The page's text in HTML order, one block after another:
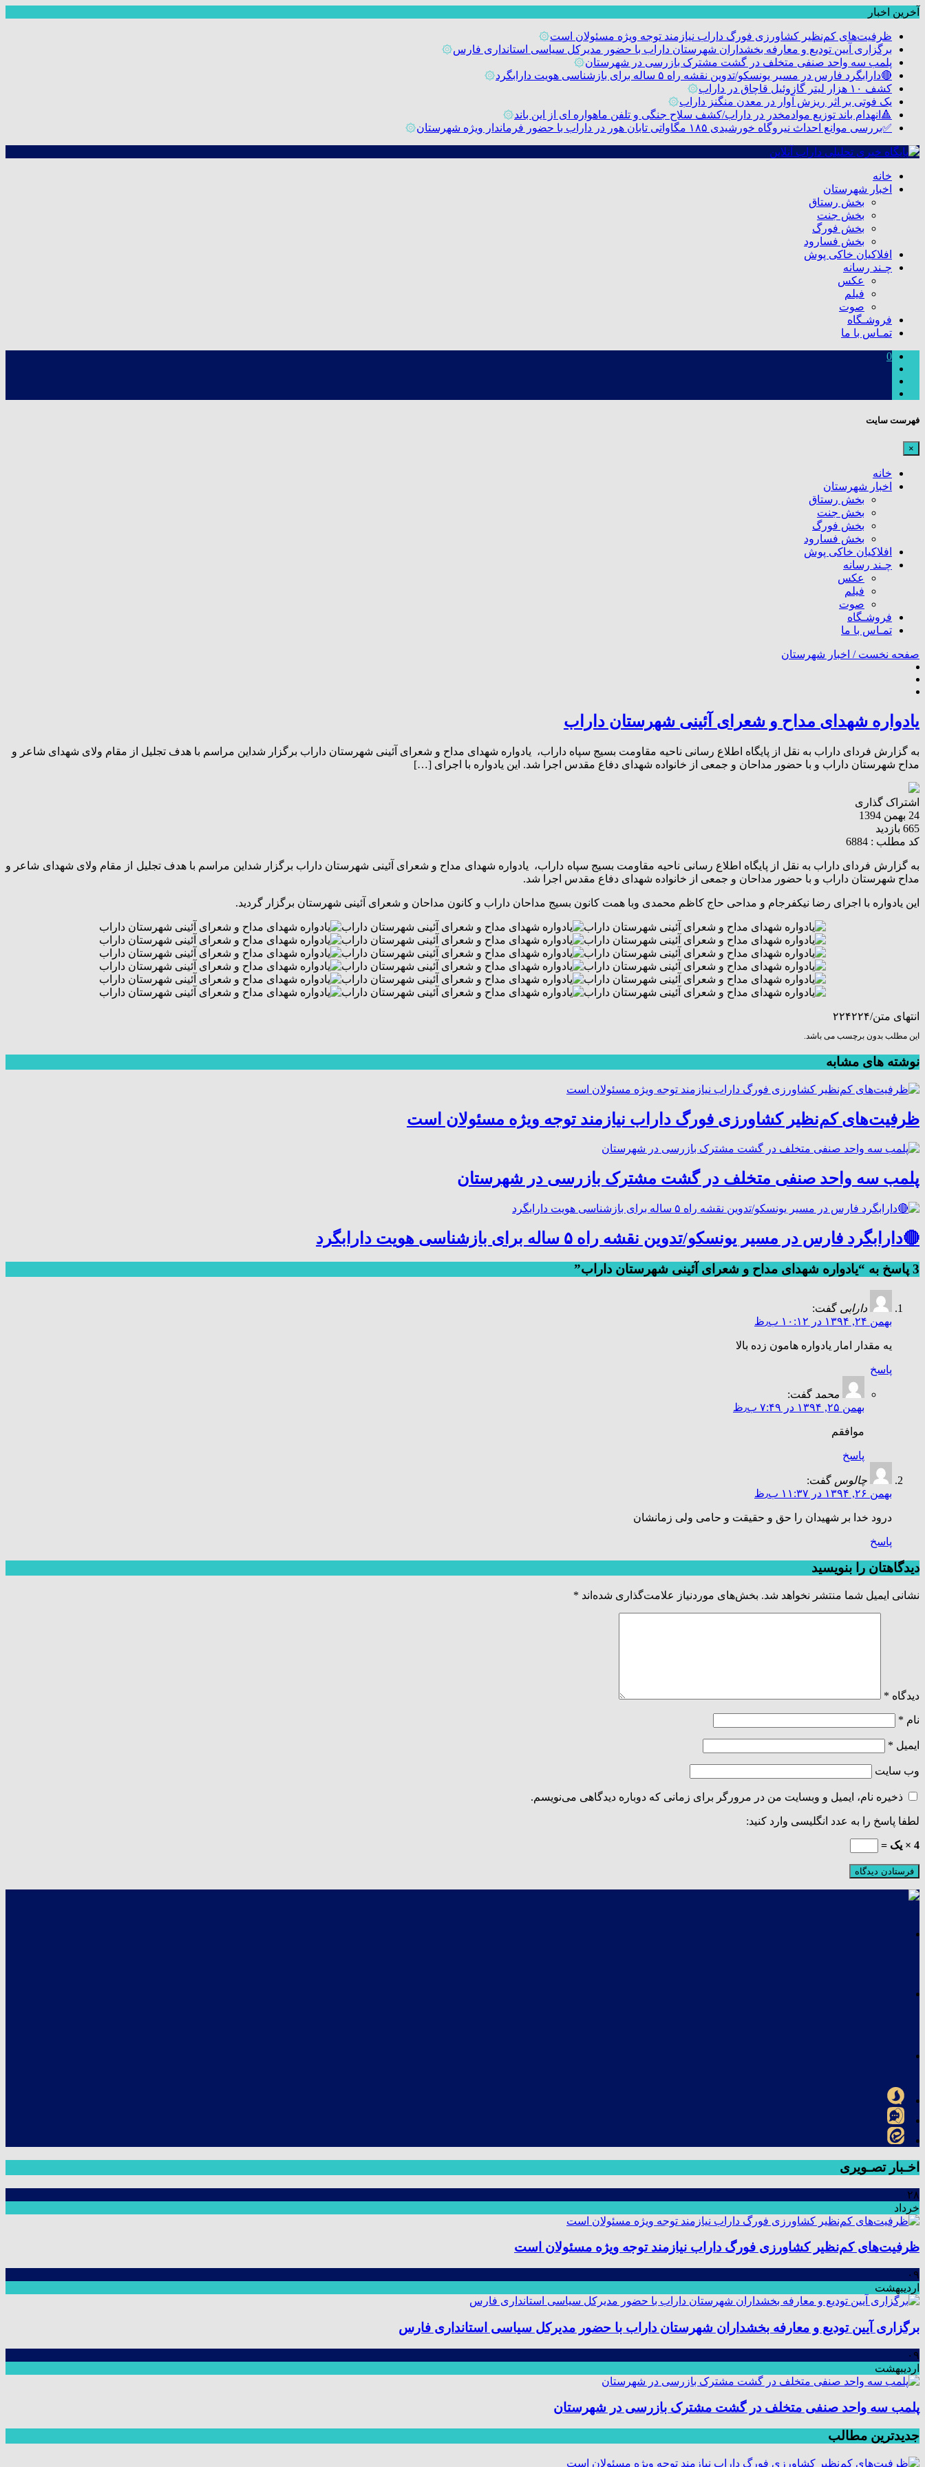
آخرین اخبار
ظرفیت‌های کم‌نظیر کشاورزی فورگ داراب نیازمند توجه ویژه مسئولان است۞
برگزاری آیین تودیع و معارفه بخشداران شهرستان داراب با حضور مدیرکل سیاسی استانداری فارس۞
پلمب سه واحد صنفی متخلف در گشت مشترک بازرسی در شهرستان۞
🔴دارابگرد فارس در مسیر یونسکو/تدوین نقشه راه ۵ ساله برای بازشناسی هویت دارابگرد
۞
کشف ۱۰ هزار لیتر گازوئیل قاچاق در داراب
۞
یک فوتی بر اثر ریزش آوار در معدن منگنز داراب۞
🔺انهدام باند توزیع موادمخدر در داراب/کشف سلاح جنگی و تلفن ماهواره ای از این باند۞
✅بررسی موانع احداث نیروگاه خورشیدی ۱۸۵ مگاواتی تابان هور در داراب با حضور فرماندار ویژه شهرستان
۞
خانه
اخبار شهرستان
بخش رستاق
بخش جنت
بخش فورگ
بخش فسارود
افلاکیان خاکی پوش
چـند رسانه
عکس
فیلم
صوت
فروشـگاه
تمـاس با ما
0
فهرست سایت
×
خانه
اخبار شهرستان
بخش رستاق
بخش جنت
بخش فورگ
بخش فسارود
افلاکیان خاکی پوش
چـند رسانه
عکس
فیلم
صوت
فروشـگاه
تمـاس با ما
صفحه نخست / اخبار شهرستان
یادواره شهدای مداح و شعرای آئینی شهرستان داراب
به گزارش فردای داراب به نقل از پایگاه اطلاع رسانی ناحیه مقاومت بسیج سپاه داراب، یادواره شهدای مداح و شعرای آئینی شهرستان داراب برگزار شداین مراسم با هدف تجلیل از مقام ولای شهدای شاعر و
مداح شهرستان داراب و با حضور مداحان و جمعی از خانواده شهدای دفاع مقدس اجرا شد. این یادواره با اجرای […]
اشتراک گذاری
24 بهمن 1394
665 بازدید
کد مطلب : 6884
به گزارش فردای داراب به نقل از پایگاه اطلاع رسانی ناحیه مقاومت بسیج سپاه داراب، یادواره شهدای مداح و شعرای آئینی شهرستان داراب برگزار شداین مراسم با هدف تجلیل از مقام ولای شهدای شاعر و
مداح شهرستان داراب و با حضور مداحان و جمعی از خانواده شهدای دفاع مقدس اجرا شد.
این یادواره با اجرای رضا نیکفرجام و مداحی حاج کاظم محمدی وبا همت کانون بسیج مداحان داراب و کانون مداحان و شعرای آئینی شهرستان برگزار گردید.
انتهای متن/۲۲۴۲۲۴
این مطلب بدون برچسب می باشد.
نوشته های مشابه
ظرفیت‌های کم‌نظیر کشاورزی فورگ داراب نیازمند توجه ویژه مسئولان است
پلمب سه واحد صنفی متخلف در گشت مشترک بازرسی در شهرستان
🔴دارابگرد فارس در مسیر یونسکو/تدوین نقشه راه ۵ ساله برای بازشناسی هویت دارابگرد
3 پاسخ به “یادواره شهدای مداح و شعرای آئینی شهرستان داراب”
دارابی گفت:
بهمن ۲۴, ۱۳۹۴ در ۱۰:۱۲ ب٫ظ
یه مقدار امار یادواره هامون زده بالا
پاسخ
محمد گفت:
بهمن ۲۵, ۱۳۹۴ در ۷:۴۹ ب٫ظ
موافقم
پاسخ
چالوس گفت:
بهمن ۲۶, ۱۳۹۴ در ۱۱:۳۷ ب٫ظ
درود خدا بر شهیدان را حق و حقیقت و حامی ولی زمانشان
پاسخ
دیدگاهتان را بنویسید
نشانی ایمیل شما منتشر نخواهد شد. بخش‌های موردنیاز علامت‌گذاری شده‌اند *
دیدگاه *
نام *
ایمیل *
وب‌ سایت
ذخیره نام، ایمیل و وبسایت من در مرورگر برای زمانی که دوباره دیدگاهی می‌نویسم.
لطفا پاسخ را به عدد انگلیسی وارد کنید:
4 × یک =
اخـبار تصـویری
۲۸
خرداد
ظرفیت‌های کم‌نظیر کشاورزی فورگ داراب نیازمند توجه ویژه مسئولان است
۰۹
اردیبهشت
برگزاری آیین تودیع و معارفه بخشداران شهرستان داراب با حضور مدیرکل سیاسی استانداری فارس
۰۹
اردیبهشت
پلمب سه واحد صنفی متخلف در گشت مشترک بازرسی در شهرستان
جدیدترین مطالب